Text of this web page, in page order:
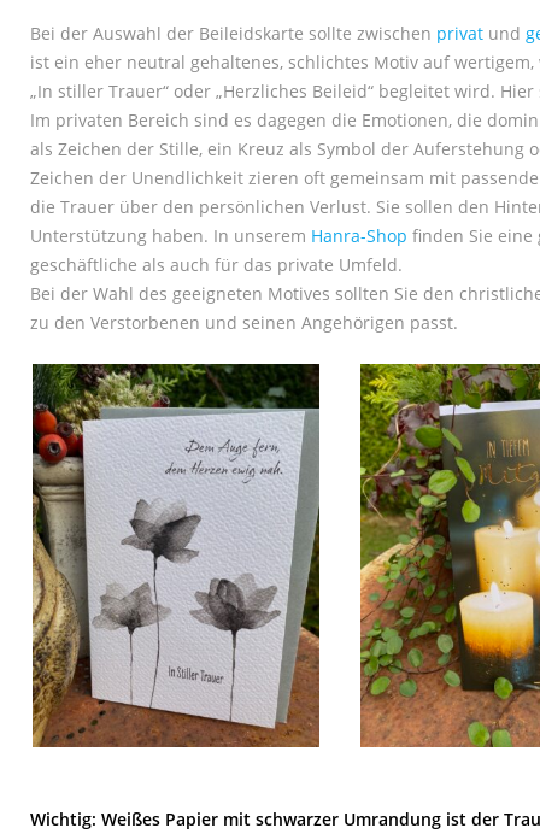
Bei der Auswahl der Beileidskarte sollte zwischen privat und
ist ein eher neutral gehaltenes, schlichtes Motiv auf
„In stiller Trauer“ oder „Herzliches Beileid“ begleitet wird.
Im privaten Bereich sind es dagegen die Emotionen, die
als Zeichen der Stille, ein Kreuz als Symbol der Auferstehung
Zeichen der Unendlichkeit zieren oft gemeinsam mit
die Trauer über den persönlichen Verlust. Sie sollen den
Unterstützung haben. In unserem Hanra-Shop finden Sie
geschäftliche als auch für das private Umfeld.
Bei der Wahl des geeigneten Motives sollten Sie den
zu den Verstorbenen und seinen Angehörigen passt.
Wichtig: Weißes Papier mit schwarzer Umrandung ist der